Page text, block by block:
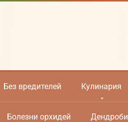
Без вредителей Кулинария
Болезни орхидей